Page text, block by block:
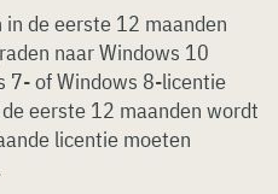
de eerste 12 maanden
naar Windows 10
7- of Windows 8-licentie
eerste 12 maanden wordt
licentie moeten